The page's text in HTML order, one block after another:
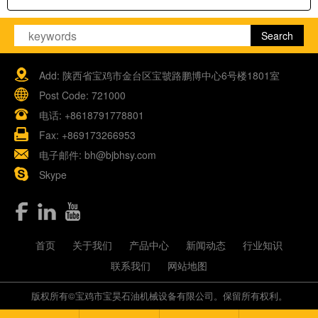
Add: 陕西省宝鸡市金台区宝虢路鹏博中心6号楼1801室
Post Code: 721000
电话: +8618791778801
Fax: +869173266953
电子邮件: bh@bjbhsy.com
Skype
首页 关于我们 产品中心 新闻动态
行业知识
联系我们
网站地图
版权所有©宝鸡市宝昊石油机械设备有限公司。保留所有权利。